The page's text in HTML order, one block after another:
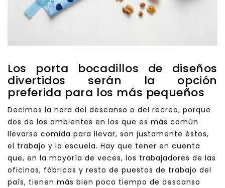
Los porta bocadillos de diseños
divertidos serán la opción
preferida para los más pequeños
Decimos la hora del descanso o del recreo, porque
dos de los ambientes en los que es más común
llevarse comida para llevar, son justamente éstos,
el trabajo y la escuela. Hay que tener en cuenta
que, en la mayoría de veces, los trabajadores de las
oficinas, fábricas y resto de puestos de trabajo del
país, tienen más bien poco tiempo de descanso